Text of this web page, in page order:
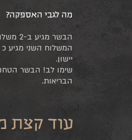
מה לגבי האספקה?
הבשר מגיע ב-2 משלוחים. הראשון בתום הקיצוב. עם שלל של בשר טרי.
יישון.
שימו לב! הבשר
הבריאות.
עוד קצת